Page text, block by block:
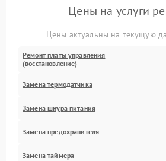
Цены на услуги
Цены актуальны на текущую
Ремонт платы управления
(восстановление)
Замена термодатчика
Замена шнура питания
Замена предохранителя
Замена таймера